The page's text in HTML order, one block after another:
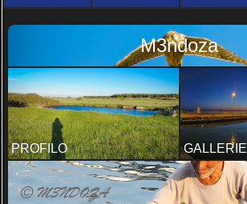
M3ndoza
PROFILO GALLERIE